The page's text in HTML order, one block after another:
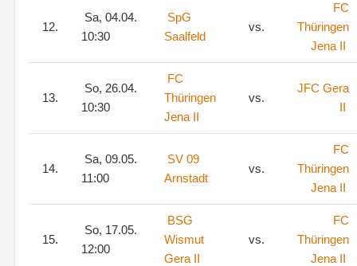
12.
Sa, 04.04.
10:30
SpG
Saalfeld
vs.
FC
Thüringen
Jena II
13.
So, 26.04.
10:30
FC
Thüringen
Jena II
vs.
JFC Gera
II
14.
Sa, 09.05.
11:00
SV 09
Arnstadt
vs.
FC
Thüringen
Jena II
15.
So, 17.05.
12:00
BSG
Wismut
Gera II
vs.
FC
Thüringen
Jena II